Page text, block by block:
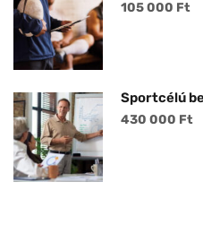
105 000 Ft
Sportcélú
430 000 Ft